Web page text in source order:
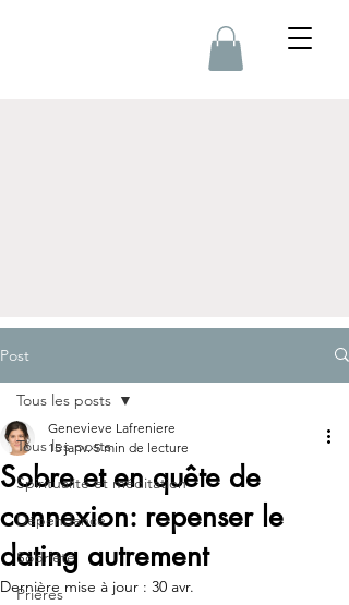
Post
Tous les posts
Spiritualité et méditation
Dépendance
Sobriété
Prières
Tous les posts
Sobre et en quête de
connexion: repenser le
dating autrement
Genevieve Lafreniere
15 janv. 5 min de lecture
Dernière mise à jour : 30 avr.